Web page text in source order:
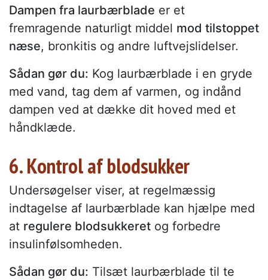
Dampen fra laurbærblade er et
fremragende naturligt middel mod tilstoppet
næse, bronkitis og andre luftvejslidelser.
Sådan gør du: Kog laurbærblade i en gryde
med vand, tag dem af varmen, og indånd
dampen ved at dække dit hoved med et
håndklæde.
6. Kontrol af blodsukker
Undersøgelser viser, at regelmæssig
indtagelse af laurbærblade kan hjælpe med
at regulere blodsukkeret og forbedre
insulinfølsomheden.
Sådan gør du: Tilsæt laurbærblade til te